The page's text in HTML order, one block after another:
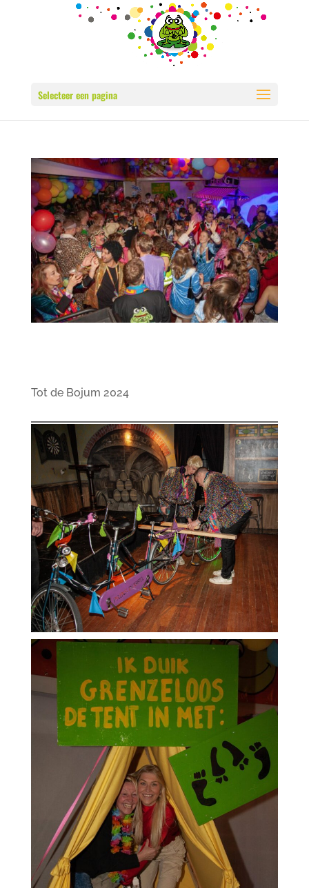
Selecteer een pagina
Tot de Bojum 2024